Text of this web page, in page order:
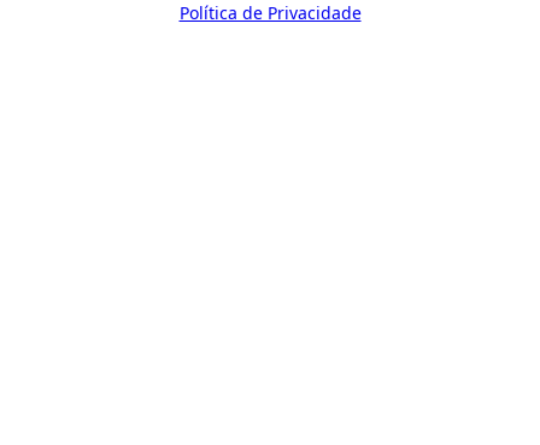
Política de Privacidade